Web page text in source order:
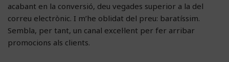
acabant en la conversió, deu vegades superior a la del
correu electrònic. I m’he oblidat del preu: baratíssim.
Sembla, per tant, un canal excel·lent per fer arribar
promocions als clients.